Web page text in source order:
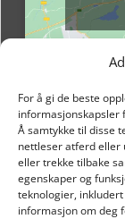
For å gi de beste
informasjonskapsler
Å samtykke til disse
nettleser atferd eller
eller trekke tilbake
egenskaper og
teknologier,
informasjon om deg